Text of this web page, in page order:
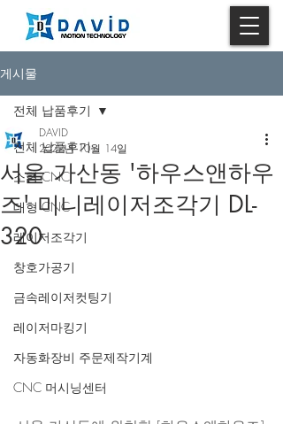
게시물
전체 납품후기
소형 CNC
대형 CNC
레이저조각기
창호가공기
금속레이저컷팅기
레이저마킹기
자동화장비 주문제작기계
CNC 머시닝센터
전체 납품후기
서울 가산동 '하우스앤하우
즈' 미니레이저조각기 DL-
320
DAVID
2022년 10월 14일